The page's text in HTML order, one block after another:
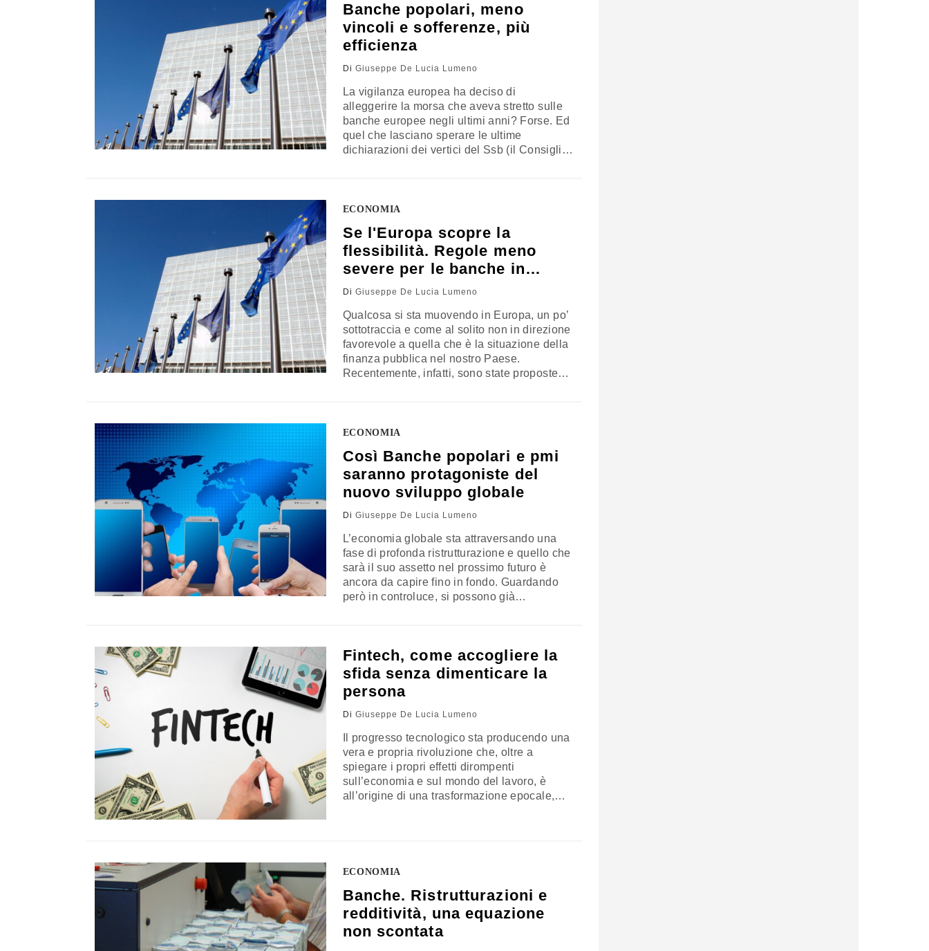
Banche popolari, meno
vincoli e sofferenze, più
efficienza
Di Giuseppe De Lucia Lumeno
La vigilanza europea ha deciso di
alleggerire la morsa che aveva stretto sulle
banche europee negli ultimi anni? Forse. Ed
quel che lasciano sperare le ultime
dichiarazioni dei vertici del Ssb (il Consiglio
non sono previsti ulteriori aumenti nei
ECONOMIA
Se l'Europa scopre la
flessibilità. Regole meno
severe per le banche in
vista?
Di Giuseppe De Lucia Lumeno
Qualcosa si sta muovendo in Europa, un po’
sottotraccia e come al solito non in direzione
favorevole a quella che è la situazione della
finanza pubblica nel nostro Paese.
Recentemente, infatti, sono state proposte
evitare possibili interpretazioni o…
ECONOMIA
Così Banche popolari e pmi
saranno protagoniste del
nuovo sviluppo globale
Di Giuseppe De Lucia Lumeno
L’economia globale sta attraversando una
fase di profonda ristrutturazione e quello che
sarà il suo assetto nel prossimo futuro è
ancora da capire fino in fondo. Guardando
però in controluce, si possono già
lo svolgeranno le piccole e medie imprese
che, anche…
Fintech, come accogliere la
sfida senza dimenticare la
persona
Di Giuseppe De Lucia Lumeno
Il progresso tecnologico sta producendo una
vera e propria rivoluzione che, oltre a
spiegare i propri effetti dirompenti
sull’economia e sul mondo del lavoro, è
all’origine di una trasformazione epocale,
soprattutto per quanto riguarda la capacità…
ECONOMIA
Banche. Ristrutturazioni e
redditività, una equazione
non scontata